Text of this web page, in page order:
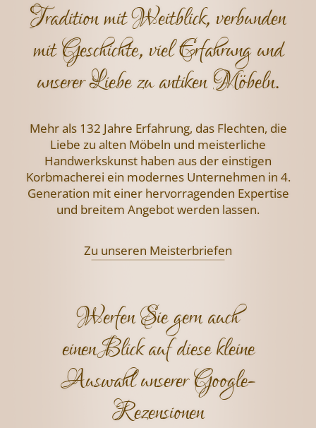
Tradition mit Weitblick, verbunden
mit Geschichte, viel Erfahrung und
unserer Liebe zu antiken Möbeln.
Mehr als 132 Jahre Erfahrung, das Flechten, die
Liebe zu alten Möbeln und meisterliche
Handwerkskunst haben aus der einstigen
Korbmacherei ein modernes Unternehmen in 4.
Generation mit einer hervorragenden Expertise
und breitem Angebot werden lassen.
Zu unseren Meisterbriefen
Werfen Sie gern auch
einen Blick auf diese kleine
Auswahl unserer Google-
Rezensionen